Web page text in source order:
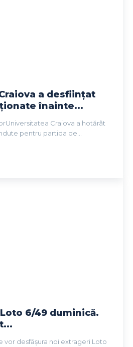
a desființat
înainte...
Craiova a hotărât
pentru partida de...
6/49 duminică.
vor desfășura noi extrageri Loto